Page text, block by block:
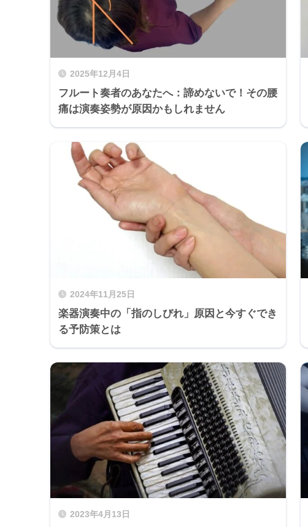
2025年12月4日
フルート奏者のあなたへ：諦めないで！その腰
痛は演奏姿勢が原因かもしれません
2024年11月25日
楽器演奏中の「指のしびれ」原因と今すぐでき
る予防策とは
2023年4月13日